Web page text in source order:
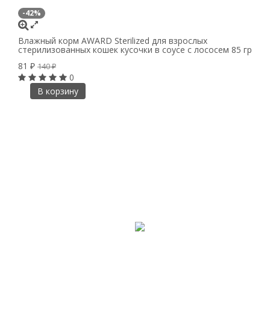
-42%
Влажный корм AWARD Sterilized для взрослых
стерилизованных кошек кусочки в соусе с лососем 85 гр
81 ₽ 140₽
0
В корзину